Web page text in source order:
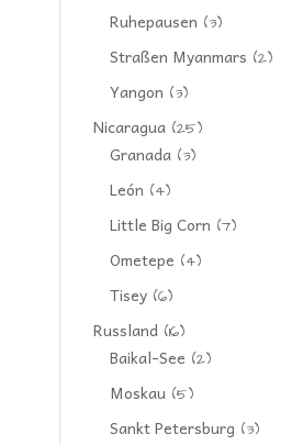
Ruhepausen (3)
Straßen Myanmars (2)
Yangon (3)
Nicaragua (25)
Granada (3)
León (4)
Little Big Corn (7)
Ometepe (4)
Tisey (6)
Russland (16)
Baikal-See (2)
Moskau (5)
Sankt Petersburg (3)